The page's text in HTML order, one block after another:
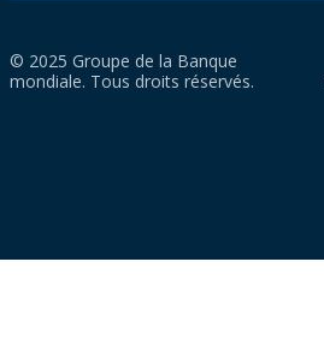
© 2025 Groupe de la Banque
mondiale. Tous droits réservés.